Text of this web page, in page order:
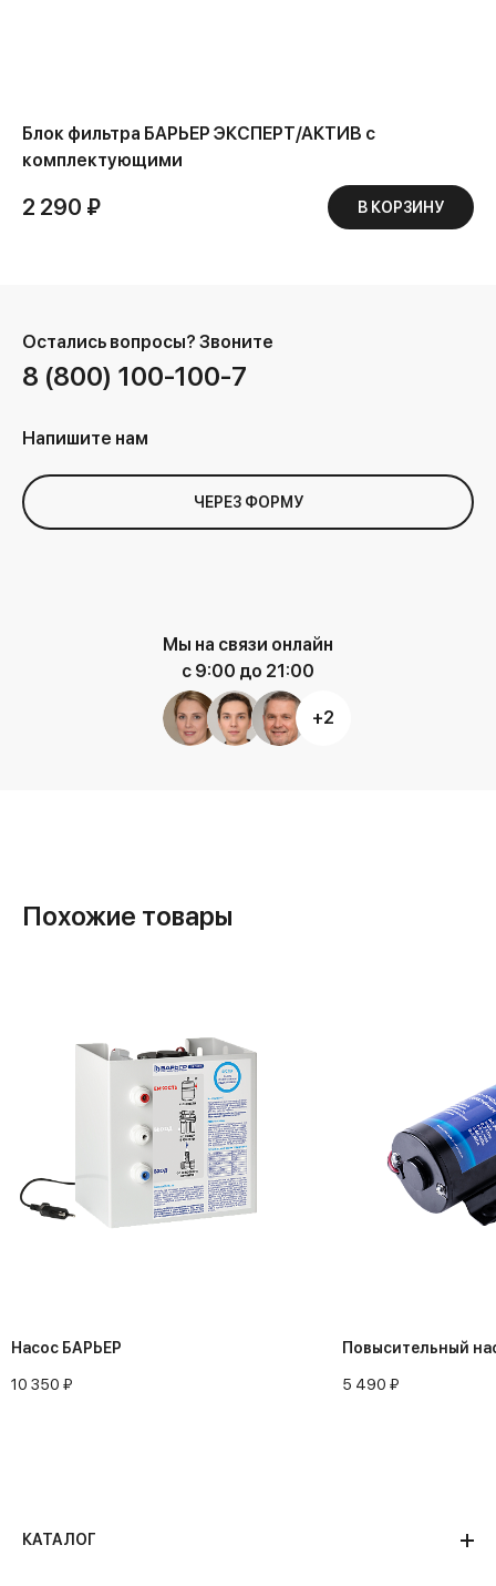
Блок фильтра БАРЬЕР ЭКСПЕРТ/АКТИВ с
комплектующими
2 290 ₽ В КОРЗИНУ
Остались вопросы? Звоните
8 (800) 100-100-7
Напишите нам
ЧЕРЕЗ ФОРМУ
Мы на связи онлайн
с 9:00 до 21:00
+2
Похожие товары
Насос БАРЬЕР
10 350 ₽
Повысительный
5 490 ₽
КАТАЛОГ